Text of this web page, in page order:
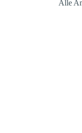
Alle